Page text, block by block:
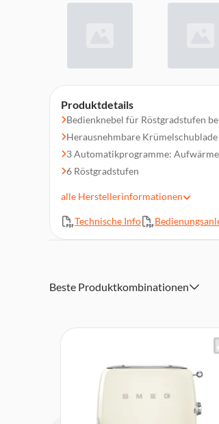
Produktdetails
Bedienknebel für Röstgradstufen
Herausnehmbare Krümelschublade
3 Automatikprogramme:
6 Röstgradstufen
Leistung 950 Watt
2 extra breite Toastschlitze (36 mm)
alle Herstellerinformationen
Technische Info
Beste Produktkombinationen